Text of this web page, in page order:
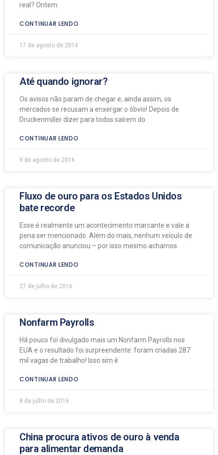
real? Ontem
CONTINUAR LENDO
17 de agosto de 2016
Até quando ignorar?
Os avisos não param de chegar e, ainda assim, os
mercados se recusam a enxergar o óbvio! Depois de
Druckenmiller dizer para todos saírem do
CONTINUAR LENDO
9 de agosto de 2016
Fluxo de ouro para os Estados Unidos
bate recorde
Esse é realmente um acontecimento marcante e vale a
pena ser mencionado. Além do mais, nenhum veículo de
comunicação anunciou – por isso mesmo achamos
CONTINUAR LENDO
27 de julho de 2016
Nonfarm Payrolls
Há pouco foi divulgado mais um Nonfarm Payrolls nos
EUA e o resultado foi surpreendente: foram criadas 287
mil vagas de trabalho! Isso sim é
CONTINUAR LENDO
8 de julho de 2016
China procura ativos de ouro à venda
para alimentar demanda